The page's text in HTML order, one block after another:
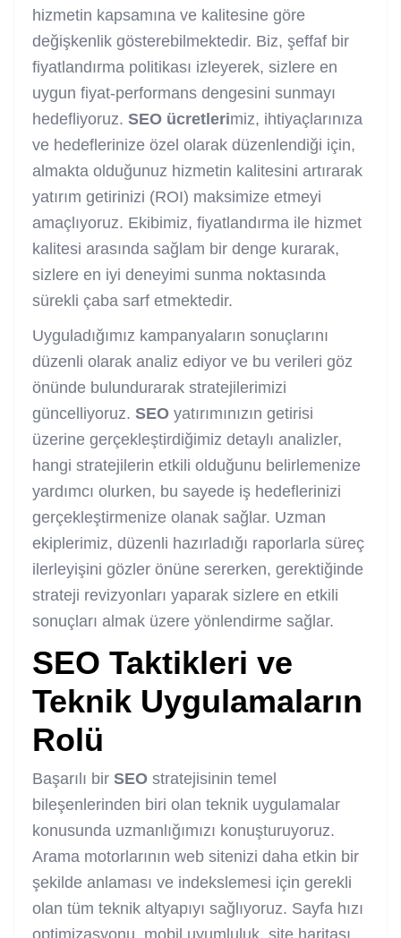
hizmetin kapsamına ve kalitesine göre
değişkenlik gösterebilmektedir. Biz, şeffaf bir
fiyatlandırma politikası izleyerek, sizlere en
uygun fiyat-performans dengesini sunmayı
hedefliyoruz. SEO ücretlerimiz, ihtiyaçlarınıza
ve hedeflerinize özel olarak düzenlendiği için,
almakta olduğunuz hizmetin kalitesini artırarak
yatırım getirinizi (ROI) maksimize etmeyi
amaçlıyoruz. Ekibimiz, fiyatlandırma ile hizmet
kalitesi arasında sağlam bir denge kurarak,
sizlere en iyi deneyimi sunma noktasında
sürekli çaba sarf etmektedir.
Uyguladığımız kampanyaların sonuçlarını
düzenli olarak analiz ediyor ve bu verileri göz
önünde bulundurarak stratejilerimizi
güncelliyoruz. SEO yatırımınızın getirisi
üzerine gerçekleştirdiğimiz detaylı analizler,
hangi stratejilerin etkili olduğunu belirlemenize
yardımcı olurken, bu sayede iş hedeflerinizi
gerçekleştirmenize olanak sağlar. Uzman
ekiplerimiz, düzenli hazırladığı raporlarla süreç
ilerleyişini gözler önüne sererken, gerektiğinde
strateji revizyonları yaparak sizlere en etkili
sonuçları almak üzere yönlendirme sağlar.
SEO Taktikleri ve
Teknik Uygulamaların
Rolü
Başarılı bir SEO stratejisinin temel
bileşenlerinden biri olan teknik uygulamalar
konusunda uzmanlığımızı konuşturuyoruz.
Arama motorlarının web sitenizi daha etkin bir
şekilde anlaması ve indekslemesi için gerekli
olan tüm teknik altyapıyı sağlıyoruz. Sayfa hızı
optimizasyonu, mobil uyumluluk, site haritası